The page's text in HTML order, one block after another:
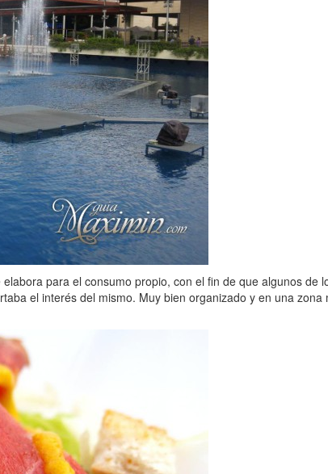
para el consumo propio, con el fin de que algunos
el interés del mismo. Muy bien organizado y en una